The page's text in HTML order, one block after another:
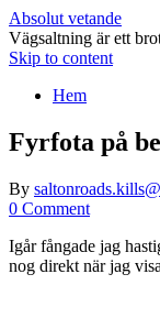
Absolut vetande
Vägsaltning är ett
Skip to content
Hem
Fyrfota på
By
0 Comment
Igår fångade jag
nog direkt när jag